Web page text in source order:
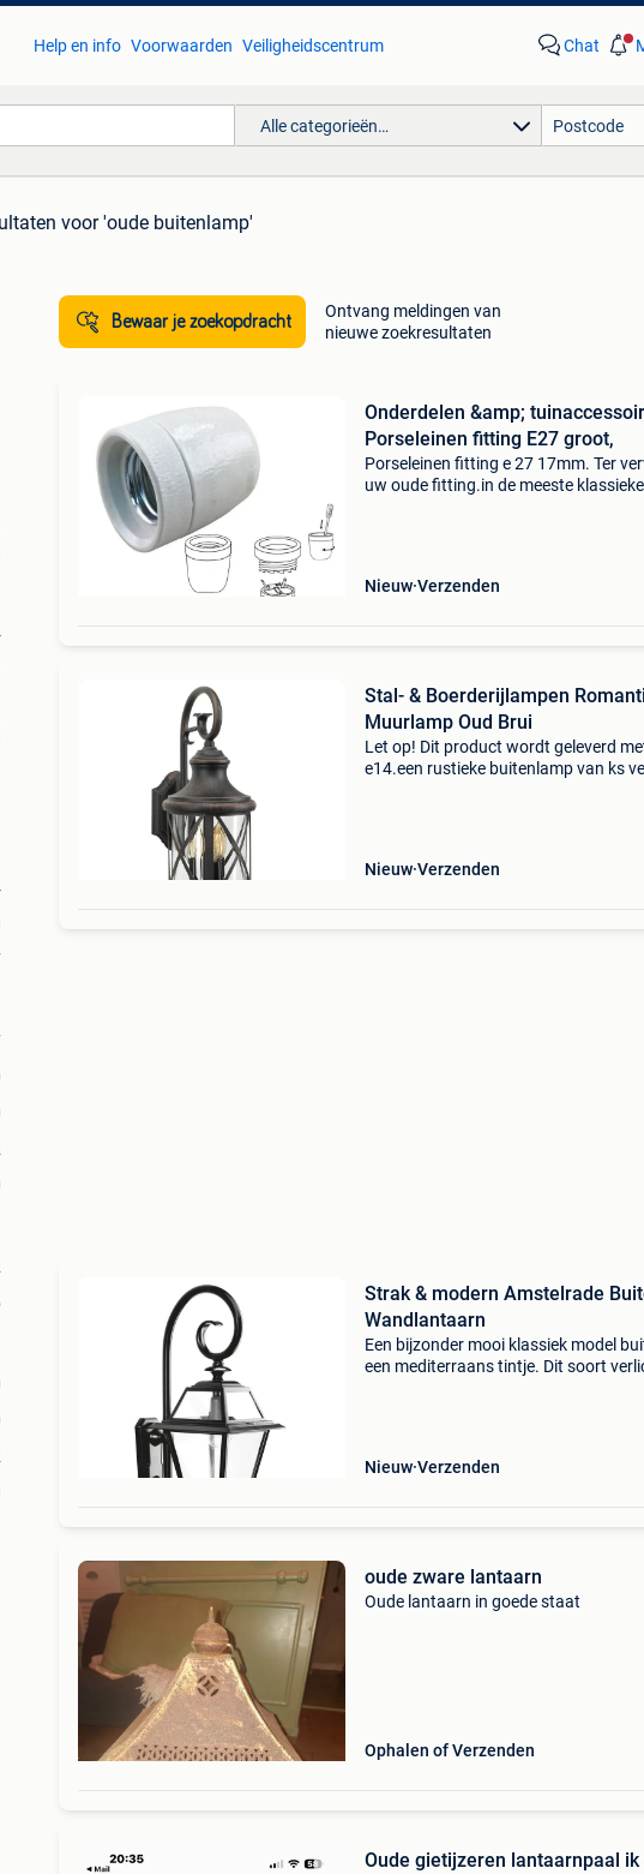
Help en info Voorwaarden Veiligheidscentrum Chat
Alle categorieën…
voor 'oude buitenlamp'
Bewaar je zoekopdracht
Ontvang meldingen van
nieuwe zoekresultaten
Onderdelen &amp;
Porseleinen fitting E27 groot,
Porseleinen fitting e 27 17mm. Ter
uw oude fitting.in de meeste klassieke
Nieuw Verzenden
Stal- & Boerderijlampen
Muurlamp Oud Brui
Let op! Dit product wordt geleverd
e14.een rustieke buitenlamp van ks
Nieuw Verzenden
Strak & modern Amstelrade
Wandlantaarn
Een bijzonder mooi klassiek model
een mediterraans tintje. Dit soort
Nieuw Verzenden
oude zware lantaarn
Oude lantaarn in goede staat
Ophalen of Verzenden
Oude gietijzeren lantaarnpaal ik